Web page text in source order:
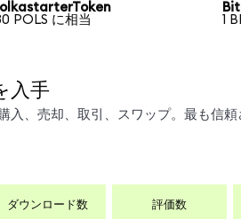
POLS に相当
1
入手
入、売却、取引、スワップ。最も信頼
ダウンロード数 評価数